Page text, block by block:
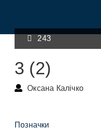
243
3 (2)
Оксана Калічко
Позначки